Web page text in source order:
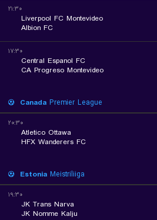
۲۱:۳۰
Liverpool FC Montevideo
Albion FC
۱۷:۳۰
Central Espanol FC
CA Progreso Montevideo
Canada Premier League
۲۰:۳۰
Atletico Ottawa
HFX Wanderers FC
Estonia Meistriliiga
۱۹:۳۰
JK Trans Narva
JK Nomme Kalju